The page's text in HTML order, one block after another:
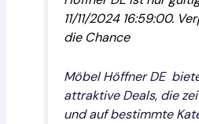
11/11/2024 16:59:00.
die Chance
Möbel Höffner DE
attraktive Deals, die
und auf bestimmte